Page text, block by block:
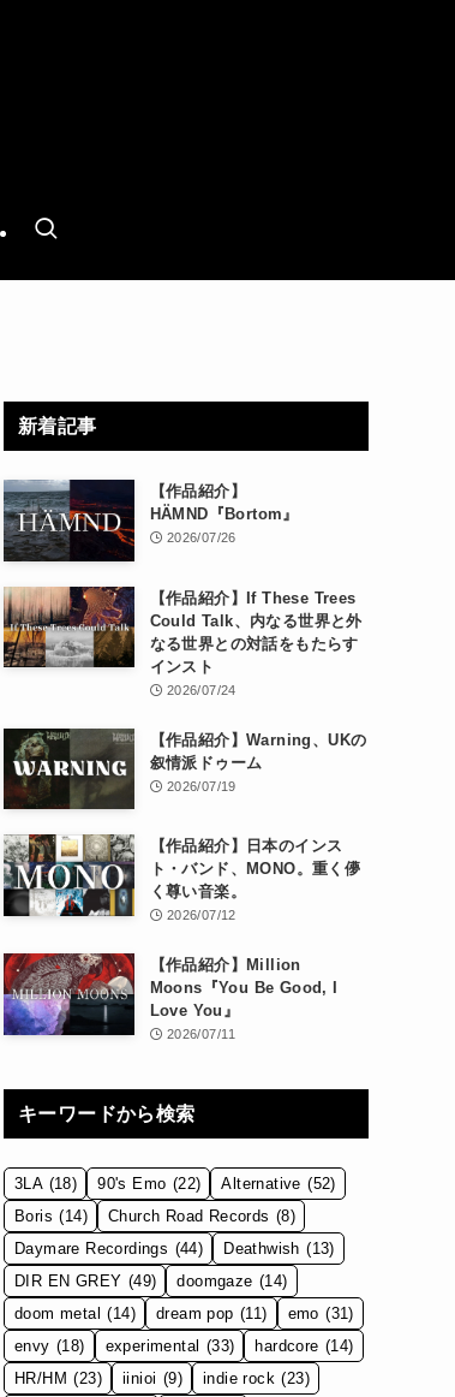
新着記事
【作品紹介】
HÄMND『Bortom』
2026/07/26
【作品紹介】If These Trees
Could Talk、内なる世界と外
なる世界との対話をもたらす
インスト
2026/07/24
【作品紹介】Warning、UKの
叙情派ドゥーム
2026/07/19
【作品紹介】日本のインス
ト・バンド、MONO。重く儚
く尊い音楽。
2026/07/12
【作品紹介】Million
Moons『You Be Good, I
Love You』
2026/07/11
キーワードから検索
3LA (18) 90's Emo (22) Alternative (52)
Boris (14) Church Road Records (8)
Daymare Recordings (44) Deathwish (13)
DIR EN GREY (49) doomgaze (14)
doom metal (14) dream pop (11) emo (31)
envy (18) experimental (33) hardcore (14)
HR/HM (23) iinioi (9) indie rock (23)